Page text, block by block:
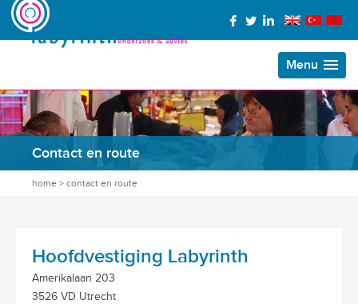
Menu
Contact en route
home > contact en route
Hoofdvestiging Labyrinth
Amerikalaan 203
3526 VD Utrecht